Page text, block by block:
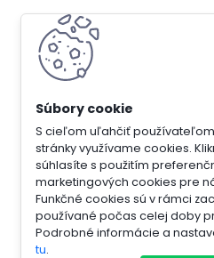
S cieľom uľahčiť
stránky využívame cookies.
súhlasíte s použitím
marketingových cookies pre
Funkčné cookies sú v rámci
používané počas celej doby
Podrobné informácie a
tu.